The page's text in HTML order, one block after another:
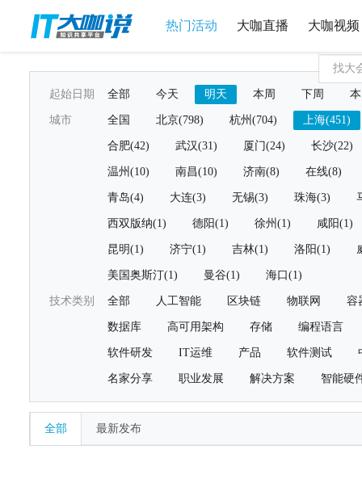
热门活动 大咖直播 大咖视频
起始日期 全部 今天 明天 本周 下周
城市 全国 北京(798) 杭州(704) 上海(451)
合肥(42) 武汉(31) 厦门(24) 长沙(22)
温州(10) 南昌(10) 济南(8) 在线(8)
青岛(4) 大连(3) 无锡(3) 珠海(3)
西双版纳(1) 德阳(1) 徐州(1) 咸阳(1)
昆明(1) 济宁(1) 吉林(1) 洛阳(1)
美国奥斯汀(1) 曼谷(1) 海口(1)
技术类别 全部 人工智能 区块链 物联网 容
数据库 高可用架构 存储 编程语言
软件研发 IT运维 产品 软件测试
名家分享 职业发展 解决方案 智能硬
全部 最新发布